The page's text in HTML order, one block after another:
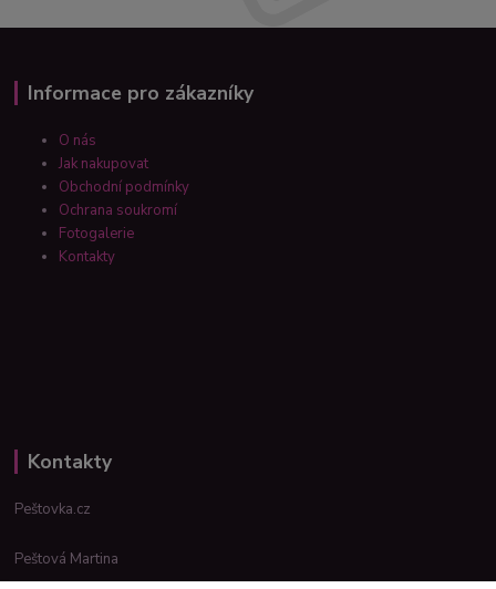
Informace pro zákazníky
O nás
Jak nakupovat
Obchodní podmínky
Ochrana soukromí
Fotogalerie
Kontakty
Kontakty
Peštovka.cz
Peštová Martina